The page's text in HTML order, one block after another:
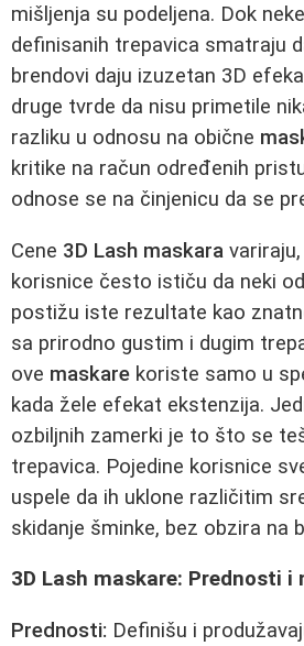
mišljenja su podeljena. Dok
definisanih trepavica smatraju
brendovi daju izuzetan 3D
druge tvrde da nisu primetile
razliku u odnosu na obične
kritike na račun određenih
odnose se na činjenicu da se
Cene 3D Lash maskara
korisnice često ističu da neki
postižu iste rezultate kao
sa prirodno gustim i dugim
ove maskare koriste samo u
kada žele efekat ekstenzija.
ozbiljnih zamerki je to što se
trepavica. Pojedine korisnice
uspele da ih uklone različitim
skidanje šminke, bez obzira na
3D Lash maskare: Prednosti i
Prednosti: Definišu i